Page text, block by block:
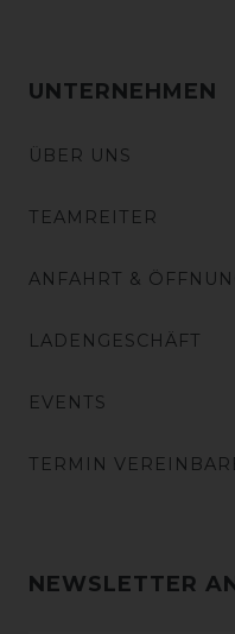
UNTERNEHMEN
ÜBER UNS
TEAMREITER
ANFAHRT &
LADENGESCHÄFT
EVENTS
TERMIN
NEWSLETTER